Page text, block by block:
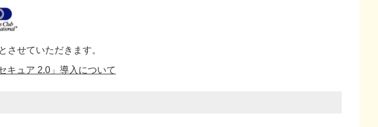
させていただきます。
キュア 2.0」導入について